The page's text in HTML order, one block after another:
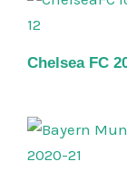
Chelsea FC